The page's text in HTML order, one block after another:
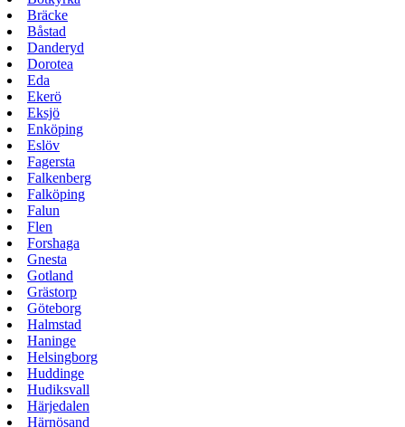
Bräcke
Båstad
Danderyd
Dorotea
Eda
Ekerö
Eksjö
Enköping
Eslöv
Fagersta
Falkenberg
Falköping
Falun
Flen
Forshaga
Gnesta
Gotland
Grästorp
Göteborg
Halmstad
Haninge
Helsingborg
Huddinge
Hudiksvall
Härjedalen
Härnösand